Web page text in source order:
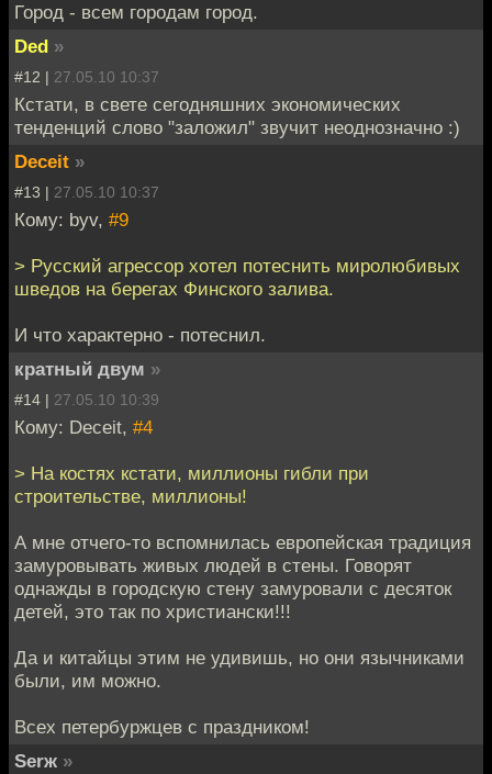
Город - всем городам город.
Ded »
#12 | 27.05.10 10:37
Кстати, в свете сегодняшних экономических
тенденций слово "заложил" звучит неоднозначно :)
Deceit »
#13 | 27.05.10 10:37
Кому: byv, #9
> Русский агрессор хотел потеснить миролюбивых
шведов на берегах Финского залива.
И что характерно - потеснил.
кратный двум »
#14 | 27.05.10 10:39
Кому: Deceit, #4
> На костях кстати, миллионы гибли при
строительстве, миллионы!
А мне отчего-то вспомнилась европейская традиция
замуровывать живых людей в стены. Говорят
однажды в городскую стену замуровали с десяток
детей, это так по христиански!!!
Да и китайцы этим не удивишь, но они язычниками
были, им можно.
Всех петербуржцев с праздником!
Serж »